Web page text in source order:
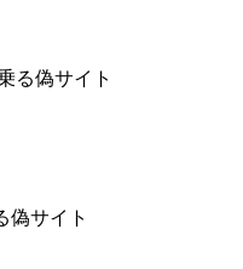
る偽サイト
偽サイト